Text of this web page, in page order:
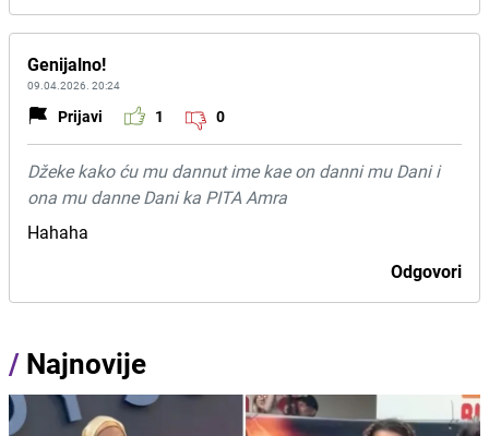
Genijalno!
09.04.2026. 20:24
Prijavi 1 0
Džeke kako ću mu dannut ime kae on danni mu Dani i
ona mu danne Dani ka PITA Amra
Hahaha
Odgovori
/ Najnovije